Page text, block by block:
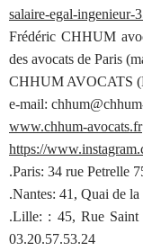
salaire-egal-ingenieur-
Frédéric CHHUM
des avocats de Paris
CHHUM AVOCATS
e-mail:
www.chhum-avocats.fr
https://
.Paris: 34 rue Petrelle
.Nantes: 41, Quai de
.Lille: : 45, Rue
03.20.57.53.24